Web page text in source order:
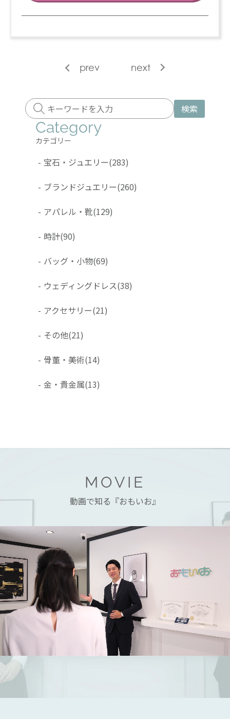
prev next
検索
Category
カテゴリー
- 宝石・ジュエリー(283)
- ブランドジュエリー(260)
- アパレル・靴(129)
- 時計(90)
- バッグ・小物(69)
- ウェディングドレス(38)
- アクセサリー(21)
- その他(21)
- 骨董・美術(14)
- 金・貴金属(13)
MOVIE
動画で知る『おもいお』